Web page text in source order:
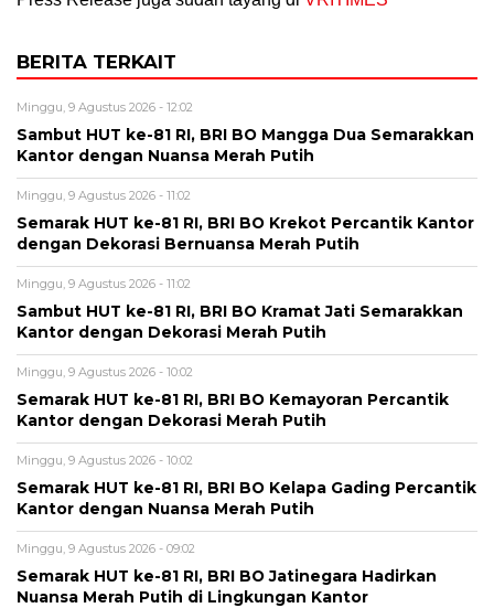
BERITA TERKAIT
Minggu, 9 Agustus 2026 - 12:02
Sambut HUT ke-81 RI, BRI BO Mangga Dua Semarakkan
Kantor dengan Nuansa Merah Putih
Minggu, 9 Agustus 2026 - 11:02
Semarak HUT ke-81 RI, BRI BO Krekot Percantik Kantor
dengan Dekorasi Bernuansa Merah Putih
Minggu, 9 Agustus 2026 - 11:02
Sambut HUT ke-81 RI, BRI BO Kramat Jati Semarakkan
Kantor dengan Dekorasi Merah Putih
Minggu, 9 Agustus 2026 - 10:02
Semarak HUT ke-81 RI, BRI BO Kemayoran Percantik
Kantor dengan Dekorasi Merah Putih
Minggu, 9 Agustus 2026 - 10:02
Semarak HUT ke-81 RI, BRI BO Kelapa Gading Percantik
Kantor dengan Nuansa Merah Putih
Minggu, 9 Agustus 2026 - 09:02
Semarak HUT ke-81 RI, BRI BO Jatinegara Hadirkan
Nuansa Merah Putih di Lingkungan Kantor